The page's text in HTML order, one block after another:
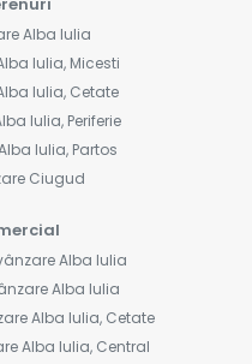
Alba Iulia
Iulia, Micesti
Iulia, Cetate
Iulia, Periferie
Iulia, Partos
Ciugud
Alba Iulia
Alba Iulia
Alba Iulia, Cetate
Alba Iulia, Central